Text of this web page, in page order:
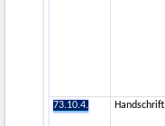
73.10.4.
Handschrift